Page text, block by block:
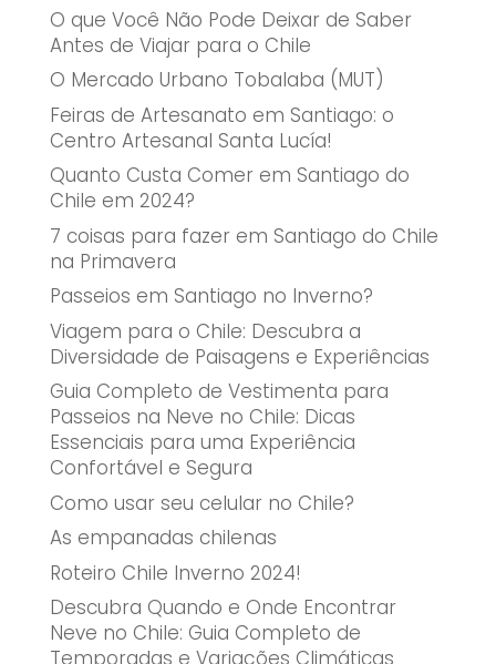
O que Você Não Pode Deixar de Saber
Antes de Viajar para o Chile
O Mercado Urbano Tobalaba (MUT)
Feiras de Artesanato em Santiago: o
Centro Artesanal Santa Lucía!
Quanto Custa Comer em Santiago do
Chile em 2024?
7 coisas para fazer em Santiago do Chile
na Primavera
Passeios em Santiago no Inverno?
Viagem para o Chile: Descubra a
Diversidade de Paisagens e Experiências
Guia Completo de Vestimenta para
Passeios na Neve no Chile: Dicas
Essenciais para uma Experiência
Confortável e Segura
Como usar seu celular no Chile?
As empanadas chilenas
Roteiro Chile Inverno 2024!
Descubra Quando e Onde Encontrar
Neve no Chile: Guia Completo de